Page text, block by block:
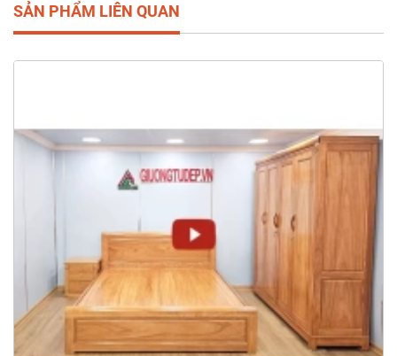
SẢN PHẨM LIÊN QUAN